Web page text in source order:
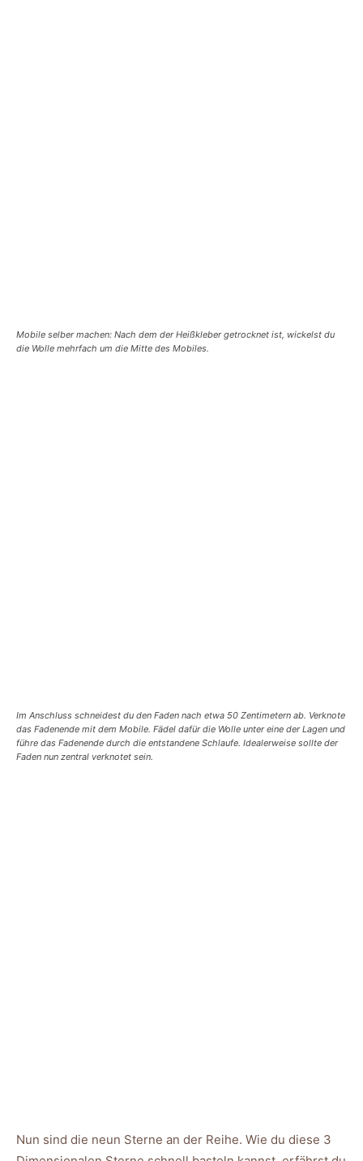
Mobile selber machen: Nach dem der Heißkleber getrocknet ist, wickelst du
die Wolle mehrfach um die Mitte des Mobiles.
Im Anschluss schneidest du den Faden nach etwa 50 Zentimetern ab. Verknote
das Fadenende mit dem Mobile. Fädel dafür die Wolle unter eine der Lagen und
führe das Fadenende durch die entstandene Schlaufe. Idealerweise sollte der
Faden nun zentral verknotet sein.
Nun sind die neun Sterne an der Reihe. Wie du diese 3